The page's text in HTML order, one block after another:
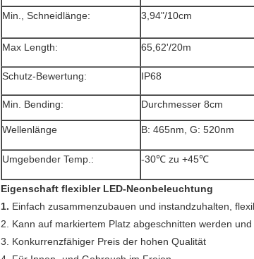
Min., Schneidlänge: 3,94"/10cm
Max Length: 65,62'/20m
Schutz-Bewertung: IP68
Min. Bending: Durchmesser 8cm
Wellenlänge B: 465nm, G: 520nm
Umgebender Temp.: -30℃ zu +45℃
Eigenschaft flexibler LED-Neonbeleuchtung
1. Einfach zusammenzubauen und instandzuhalten,
2. Kann auf markiertem Platz abgeschnitten werden
3. Konkurrenzfähiger Preis der hohen Qualität